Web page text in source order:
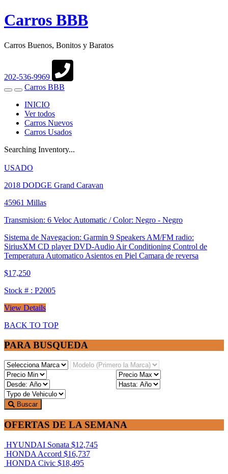
Carros BBB
Carros Buenos, Bonitos y Baratos
202-536-9969
Toggle
navigation
Toggle
Search
Carros BBB
INICIO
Ver todos
Carros Nuevos
Carros Usados
Searching Inventory...
USADO
2018 DODGE Grand Caravan
45961 Millas
Transmision: 6 Veloc Automatic / Color: Negro - Negro
Sistema de Navegacion: Garmin 9 Speakers AM/FM radio:
SiriusXM CD player DVD-Audio Air Conditioning Control de
Temperatura Automatico Asientos en Piel Camara de reversa
$17,250
Stock # : P2005
View Details
BACK TO TOP
PARA BUSQUEDA
Buscar
OFERTAS DE LA SEMANA
HYUNDAI Sonata $12,745
HONDA Accord $16,737
HONDA Civic $18,495